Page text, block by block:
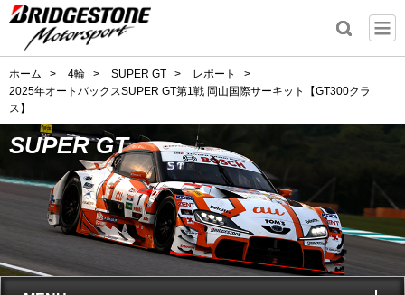
ホーム > 4輪 > SUPER GT > レポート
>
2025年オートバックスSUPER GT第1戦 岡山国際サーキット【GT300クラ
ス】
SUPER GT